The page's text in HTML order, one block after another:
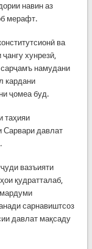
навин аз
мерафт.
ва
хунрезӣ,
сарҷамъ намудани
кардани
ҷомеа буд.
таҳияи
Сарвари давлат
вазъияти
қудратталаб,
мардуми
сарнавиштсоз
давлат мақсаду